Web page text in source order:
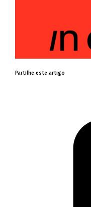
Partilhe este artigo